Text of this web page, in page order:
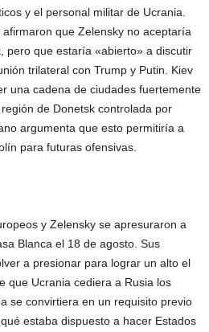
y el personal militar de Ucrania.
que Zelensky no aceptaría
pero que estaría «abierto» a discutir
trilateral con Trump y Putin. Kiev
una cadena de ciudades fuertemente
de Donetsk controlada por
argumenta que esto permitiría a
para futuras ofensivas.
y Zelensky se apresuraron a
Blanca el 18 de agosto. Sus
a presionar para lograr un alto el
que Ucrania cediera a Rusia los
se convirtiera en un requisito previo
estaba dispuesto a hacer Estados